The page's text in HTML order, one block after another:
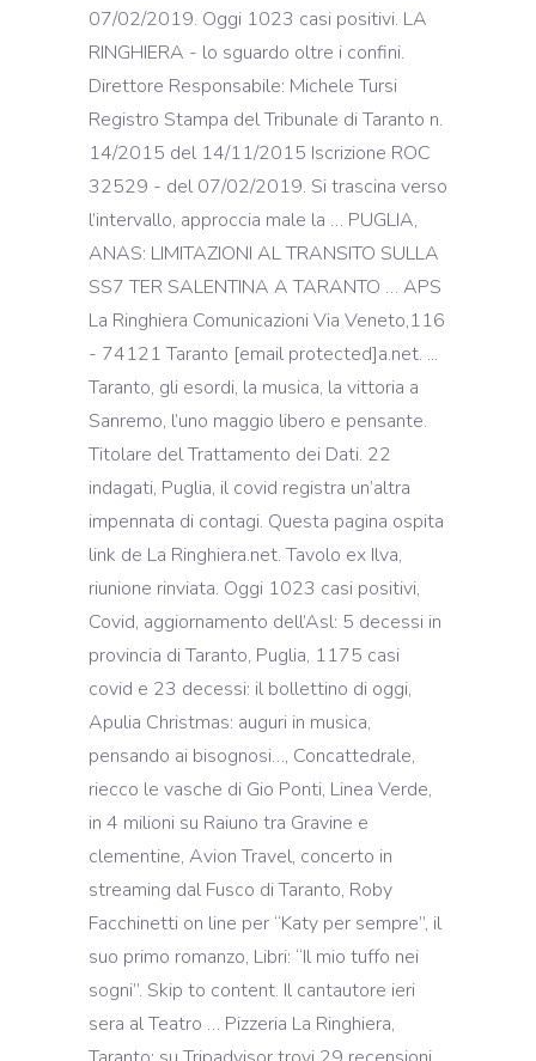
07/02/2019. Oggi 1023 casi positivi. LA
RINGHIERA - lo sguardo oltre i confini.
Direttore Responsabile: Michele Tursi
Registro Stampa del Tribunale di Taranto n.
14/2015 del 14/11/2015 Iscrizione ROC
32529 - del 07/02/2019. Si trascina verso
l’intervallo, approccia male la … PUGLIA,
ANAS: LIMITAZIONI AL TRANSITO SULLA
SS7 TER SALENTINA A TARANTO … APS
La Ringhiera Comunicazioni Via Veneto,116
- 74121 Taranto [email protected]a.net. ...
Taranto, gli esordi, la musica, la vittoria a
Sanremo, l’uno maggio libero e pensante.
Titolare del Trattamento dei Dati. 22
indagati, Puglia, il covid registra un’altra
impennata di contagi. Questa pagina ospita
link de La Ringhiera.net. Tavolo ex Ilva,
riunione rinviata. Oggi 1023 casi positivi,
Covid, aggiornamento dell’Asl: 5 decessi in
provincia di Taranto, Puglia, 1175 casi
covid e 23 decessi: il bollettino di oggi,
Apulia Christmas: auguri in musica,
pensando ai bisognosi…, Concattedrale,
riecco le vasche di Gio Ponti, Linea Verde,
in 4 milioni su Raiuno tra Gravine e
clementine, Avion Travel, concerto in
streaming dal Fusco di Taranto, Roby
Facchinetti on line per “Katy per sempre”, il
suo primo romanzo, Libri: “Il mio tuffo nei
sogni”. Skip to content. Il cantautore ieri
sera al Teatro … Pizzeria La Ringhiera,